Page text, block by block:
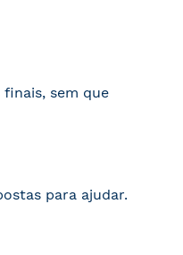
sem que
para ajudar.